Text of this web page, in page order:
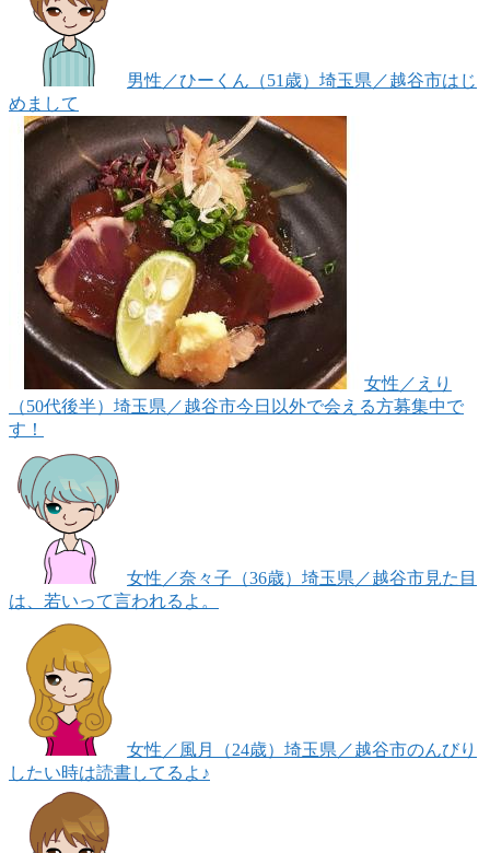
男性 ／ひーくん（51歳） 埼玉県／越谷市はじ
めまして
女性 ／えり
（50代後半） 埼玉県／越谷市今日以外で会える方募集中で
す！
女性 ／奈々子（36歳） 埼玉県／越谷市見た目
は、若いって言われるよ。
女性 ／風月（24歳） 埼玉県／越谷市のんびり
したい時は読書してるよ♪